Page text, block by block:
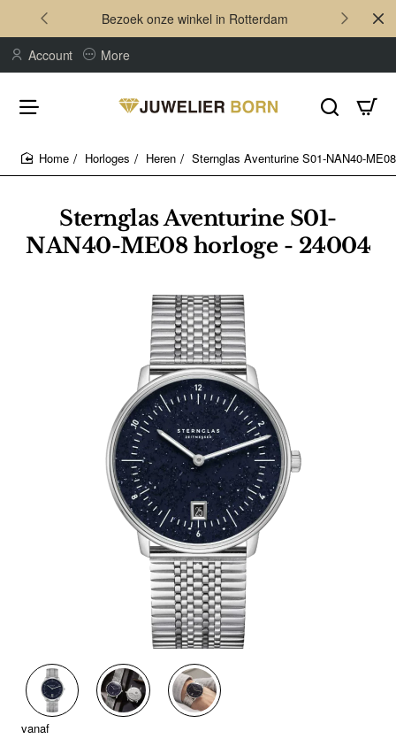
Bezoek onze winkel in Rotterdam
Account More
Sternglas Aventurine S01-
NAN40-ME08 horloge - 24004
Horloges Heren Sternglas Aventurine S01-NAN40-
vanaf